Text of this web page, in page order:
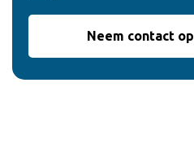
Neem contact op